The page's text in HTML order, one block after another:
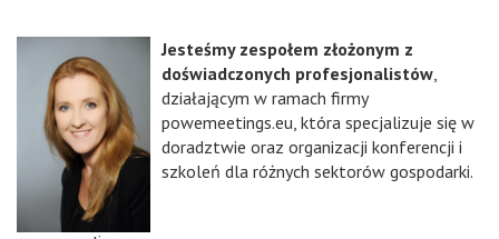
Jesteśmy zespołem złożonym z
doświadczonych profesjonalistów,
działającym w ramach firmy
powemeetings.eu, która specjalizuje się w
doradztwie oraz organizacji konferencji i
szkoleń dla różnych sektorów gospodarki.